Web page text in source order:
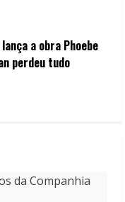
a obra Phoebe
perdeu tudo